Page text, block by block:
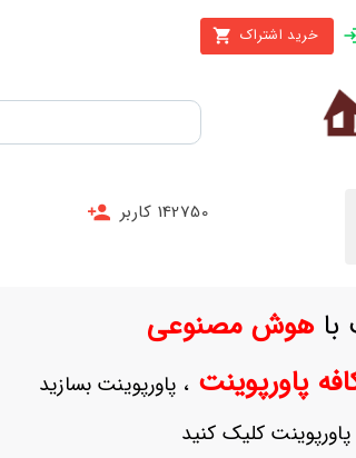
142750 کاربر
باهوش مصنوعی
پاورپوینت، پاورپوینت بسازید
کلیک کنید